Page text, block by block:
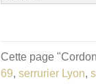
Cette page
69, serrurier Lyon,